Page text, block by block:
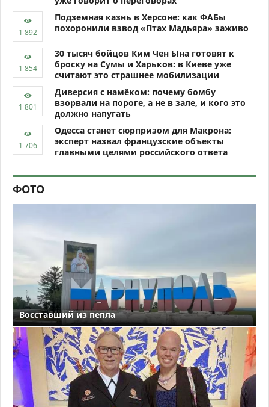
Подземная казнь в Херсоне: как ФАБы
похоронили взвод «Птах Мадьяра» заживо
30 тысяч бойцов Ким Чен Ына готовят к
броску на Сумы и Харьков: в Киеве уже
считают это страшнее мобилизации
Диверсия с намёком: почему бомбу
взорвали на пороге, а не в зале, и кого это
должно напугать
Одесса станет сюрпризом для Макрона:
эксперт назвал французские объекты
главными целями российского ответа
ФОТО
Восставший из пепла